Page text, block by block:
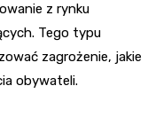
z rynku
Tego typu
zagrożenie, jakie
obywateli.